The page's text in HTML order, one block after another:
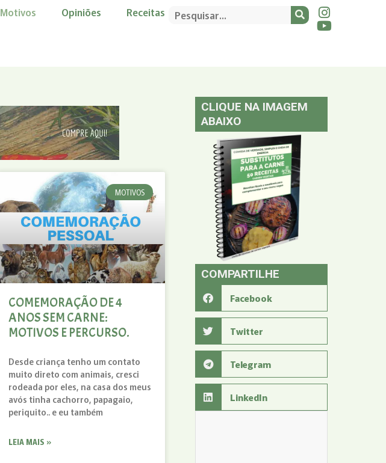
Motivos Opiniões Receitas
MOTIVOS
COMEMORAÇÃO DE 4
ANOS SEM CARNE:
MOTIVOS E PERCURSO.
Desde criança tenho um contato
muito direto com animais, cresci
rodeada por eles, na casa dos meus
avós tinha cachorro, papagaio,
periquito.. e eu também
LEIA MAIS »
CLIQUE NA IMAGEM
ABAIXO
COMPARTILHE
Facebook
Twitter
Telegram
LinkedIn